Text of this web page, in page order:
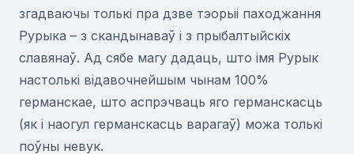
згадваючы толькі пра дзве тэорыі паходжання
Рурыка – з скандынаваў і з прыбалтыйскіх
славянаў. Ад сябе магу дадаць, што імя Рурык
настолькі відавочнейшым чынам 100%
германскае, што аспрэчваць яго германскасць
(як і наогул германскасць варагаў) можа толькі
поўны невук.